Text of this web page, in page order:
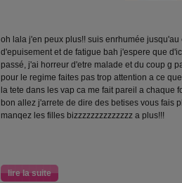
oh lala j'en peux plus!! suis enrhumée
d'epuisement et de fatigue bah j'espere que
passé, j'ai horreur d'etre malade et du coup g
pour le regime faites pas trop attention a ce
la tete dans les vap ca me fait pareil a chaque
bon allez j'arrete de dire des betises vous fais
manqez les filles bizzzzzzzzzzzzzz a plus!!!
lire la suite